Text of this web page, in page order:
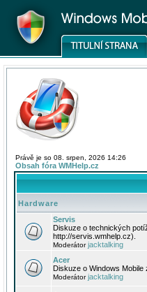
Právě je so 08. srpen, 2026 14:26
Obsah fóra WMHelp.cz
Hardware
Servis
Diskuze o technických
http://servis.wmhelp.cz).
Moderátorjacktalking
Acer
Diskuze o Windows
Moderátorjacktalking